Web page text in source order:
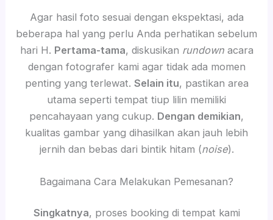
Agar hasil foto sesuai dengan ekspektasi, ada
beberapa hal yang perlu Anda perhatikan sebelum
hari H. Pertama-tama, diskusikan rundownacara
dengan fotografer kami agar tidak ada momen
penting yang terlewat. Selain itu, pastikan area
utama seperti tempat tiup lilin memiliki
pencahayaan yang cukup. Dengan demikian,
kualitas gambar yang dihasilkan akan jauh lebih
jernih dan bebas dari bintik hitam (noise).
Bagaimana Cara Melakukan Pemesanan?
Singkatnya, proses booking di tempat kami